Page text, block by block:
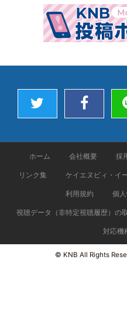
ホーム 会社概要 採
リンク集 ケイエヌビィ・イ
利用規約 個
視聴データ（非特定視聴履歴）の
対応機
© KNB All Rights